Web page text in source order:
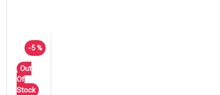
-5 %
Out
Of
Stock